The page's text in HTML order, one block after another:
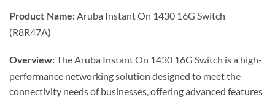
Product Name: Aruba Instant On 1430 16G Switch
(R8R47A)
Overview:The Aruba Instant On 1430 16G Switch is a high-
performance networking solution designed to meet the
connectivity needs of businesses, offering advanced features